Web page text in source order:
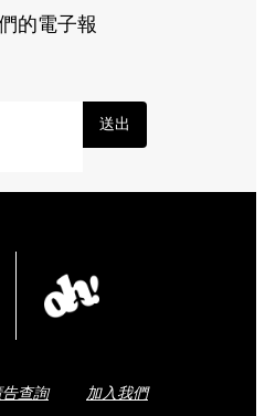
的電子報
送出
告查詢 加入我們